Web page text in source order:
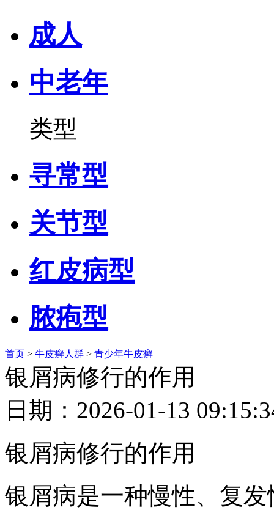
成人
中老年
类型
寻常型
关节型
红皮病型
脓疱型
首页 > 牛皮癣人群 > 青少年牛皮癣
银屑病修行的作用
日期：2026-01-13
银屑病修行的作用
银屑病是一种慢性、复